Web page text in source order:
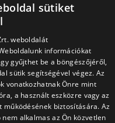
Kosárba
sütiket
weboldalát
információkat
gyűjthet be a böngészőjéről,
sütik segítségével végez. Az
vonatkozhatnak Önre mint
a használt eszközre vagy az
működésének biztosítására. Az
alkalmas az Ön közvetlen